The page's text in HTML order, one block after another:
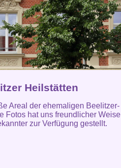
Heilstätten
Areal der ehemaligen Beelitzer-
Fotos hat uns freundlicher Weise
zur Verfügung gestellt.